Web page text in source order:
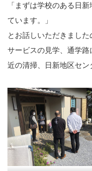
「まずは学校のある日
ています。」
とお話しいただきまし
サービスの見学、通学
近の清掃、日新地区セン